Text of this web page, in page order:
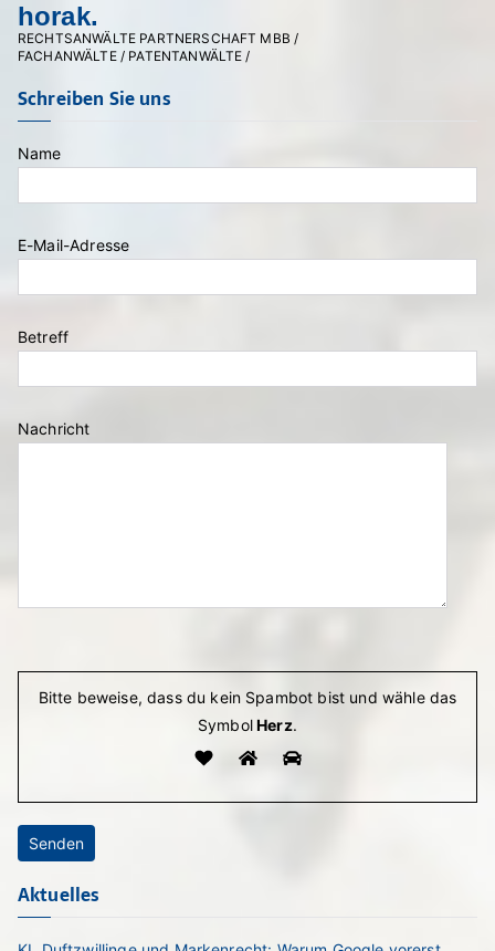
horak.
RECHTSANWÄLTE PARTNERSCHAFT MBB /
FACHANWÄLTE / PATENTANWÄLTE /
Schreiben Sie uns
Name
Bitte lasse dieses Feld leer.
E-Mail-Adresse
Betreff
Nachricht
Bitte beweise, dass du kein Spambot bist und wähle das
SymbolHerz.
Aktuelles